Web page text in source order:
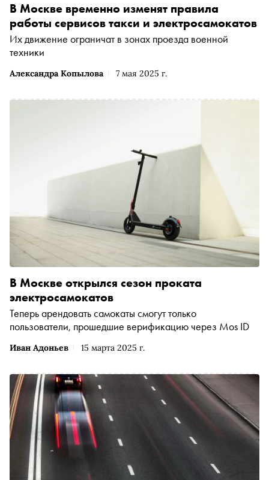
Александра Копылова 7 мая 2025 г.
В Москве временно изменят правила
работы сервисов такси и электросамокатов
Их движение ограничат в зонах проезда военной
техники
Иван Адоньев 15 марта 2025 г.
В Москве открылся сезон проката
электросамокатов
Теперь арендовать самокаты смогут только
пользователи, прошедшие верификацию через Mos ID